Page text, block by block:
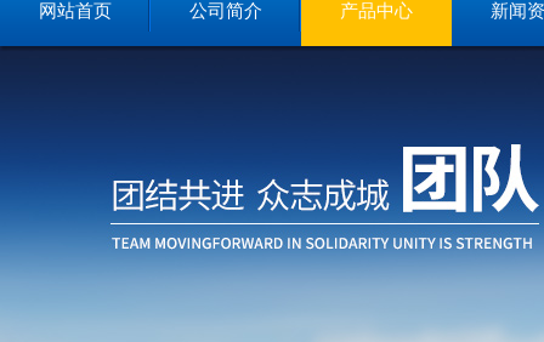
网站首页 公司简介 产品中心 新闻